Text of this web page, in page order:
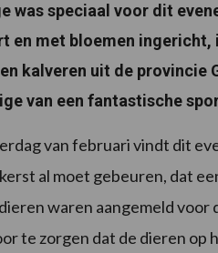
was speciaal voor dit
en met bloemen ingericht,
kalveren uit de provincie
van een fantastische
van februari vindt dit
al moet gebeuren, dat
waren aangemeld
te zorgen dat de dieren op